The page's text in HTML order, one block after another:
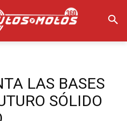
LAS BASES
SÓLIDO